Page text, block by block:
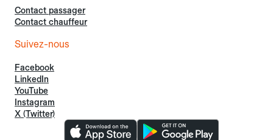
Contact passager
Contact chauffeur
Suivez-nous
Facebook
LinkedIn
YouTube
Instagram
X (Twitter)